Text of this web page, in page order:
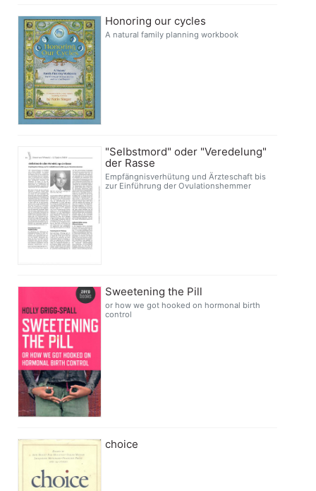
Honoring our cycles
A natural family planning workbook
"Selbstmord" oder "Veredelung"
der Rasse
Empfängnisverhütung und Ärzteschaft bis
zur Einführung der Ovulationshemmer
Sweetening the Pill
or how we got hooked on hormonal birth
control
choice